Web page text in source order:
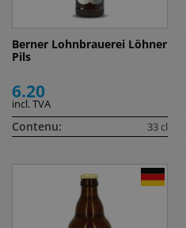
Berner Lohnbrauerei Löhner
Pils
6.20
incl. TVA
Contenu: 33 cl